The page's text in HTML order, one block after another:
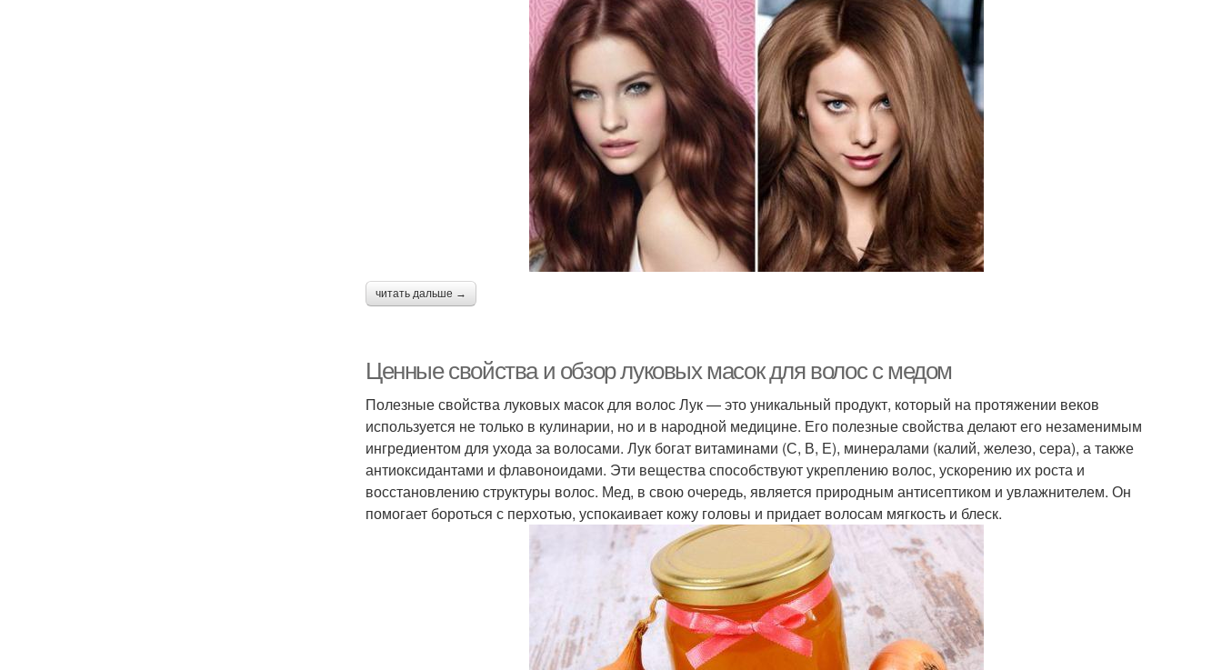
читать дальше →
Ценные свойства и обзор луковых масок для волос с медом
Полезные свойства луковых масок для волос Лук — это уникальный продукт, который на протяжении веков
используется не только в кулинарии, но и в народной медицине. Его полезные свойства делают его незаменимым
ингредиентом для ухода за волосами. Лук богат витаминами (С, В, Е), минералами (калий, железо, сера), а также
антиоксидантами и флавоноидами. Эти вещества способствуют укреплению волос, ускорению их роста и
восстановлению структуры волос. Мед, в свою очередь, является природным антисептиком и увлажнителем. Он
помогает бороться с перхотью, успокаивает кожу головы и придает волосам мягкость и блеск.